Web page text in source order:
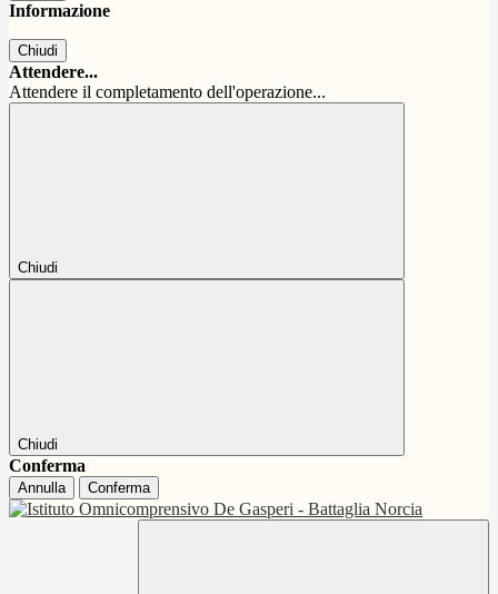
Informazione
Chiudi
Attendere...
Attendere il completamento dell'operazione...
Chiudi
Chiudi
Conferma
Annulla Conferma